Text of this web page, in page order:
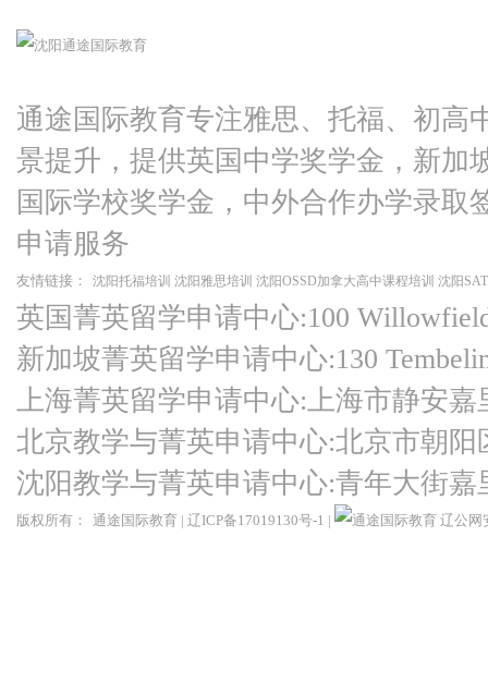
通途国际教育专注雅思、托福、初高
景提升，提供英国中学奖学金，新加
国际学校奖学金，中外合作办学录取
申请服务
友情链接： 沈阳托福培训 沈阳雅思培训 沈阳OSSD加拿大高中课程培训 沈阳
英国菁英留学申请中心:100
新加坡菁英留学申请中心:130
上海菁英留学申请中心:上海市静安嘉
北京教学与菁英申请中心:北京市朝
沈阳教学与菁英申请中心:青年大街
版权所有： 通途国际教育 | 辽ICP备17019130号-1 | 辽公网